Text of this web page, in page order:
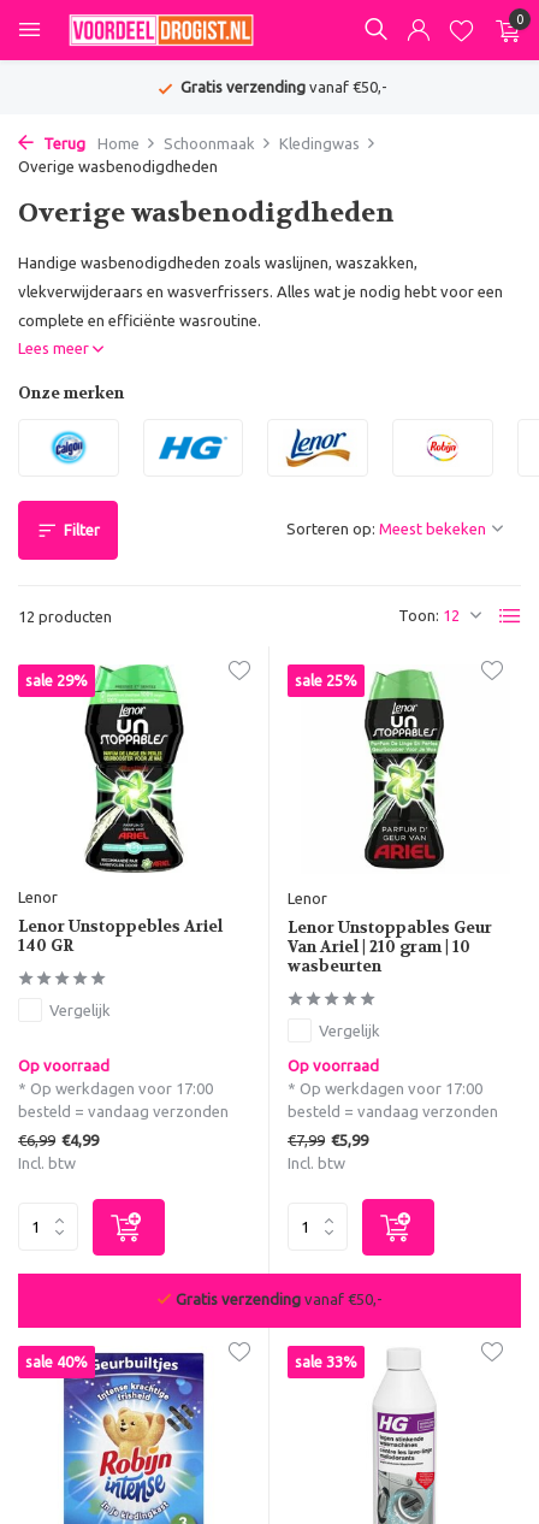
0
Gratis verzendingvanaf €50,-
Terug Home Schoonmaak
Kledingwas
Overige wasbenodigdheden
Overige wasbenodigdheden
Handige wasbenodigdheden zoals waslijnen, waszakken,
vlekverwijderaars en wasverfrissers. Alles wat je nodig hebt voor een
complete en efficiënte wasroutine.
Lees meer
Onze merken
Filter
12 producten Toon:
Sorteren op:
sale 29%
Lenor
Lenor Unstoppebles Ariel
140 GR
Vergelijk
Op voorraad
* Op werkdagen voor 17:00
besteld = vandaag verzonden
€6,99 €4,99
Incl. btw
sale 25%
Lenor
Lenor Unstoppables Geur
Van Ariel | 210 gram | 10
wasbeurten
Vergelijk
Op voorraad
* Op werkdagen voor 17:00
besteld = vandaag verzonden
€7,99 €5,99
Incl. btw
Gratis verzending vanaf €50,-
sale 40% sale 33%